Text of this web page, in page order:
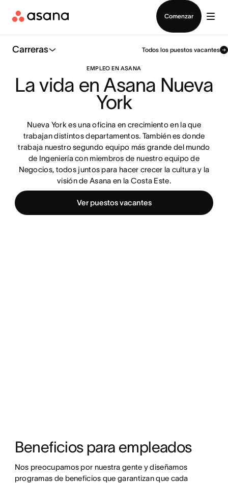
Comenzar
Carreras Todos los puestos vacantes
EMPLEO EN ASANA
La vida en Asana Nueva
York
Nueva York es una oficina en crecimiento en la que
trabajan distintos departamentos. También es donde
trabaja nuestro segundo equipo más grande del mundo
de Ingeniería con miembros de nuestro equipo de
Negocios, todos juntos para hacer crecer la cultura y la
visión de Asana en la Costa Este.
Ver puestos vacantes
Beneficios para empleados
Nos preocupamos por nuestra gente y diseñamos
programas de beneficios que garantizan que cada